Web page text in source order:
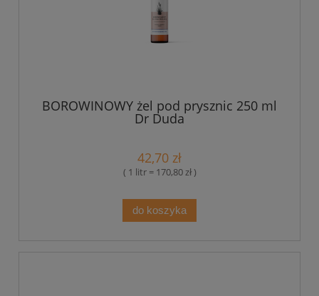
BOROWINOWY żel pod prysznic 250 ml
Dr Duda
42,70 zł
( 1 litr = 170,80 zł )
do koszyka